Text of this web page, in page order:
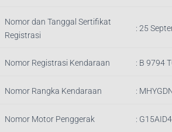
Nomor dan Tanggal Sertifikat
Registrasi
: 25
Nomor Registrasi Kendaraan : B 9794
Nomor Rangka Kendaraan :
Nomor Motor Penggerak :